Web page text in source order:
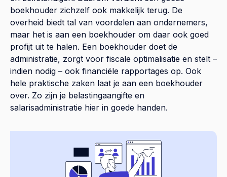
boekhouder zichzelf ook makkelijk terug. De
overheid biedt tal van voordelen aan ondernemers,
maar het is aan een boekhouder om daar ook goed
profijt uit te halen. Een boekhouder doet de
administratie, zorgt voor fiscale optimalisatie en stelt –
indien nodig – ook financiële rapportages op. Ook
hele praktische zaken laat je aan een boekhouder
over. Zo zijn je belastingaangifte en
salarisadministratie hier in goede handen.